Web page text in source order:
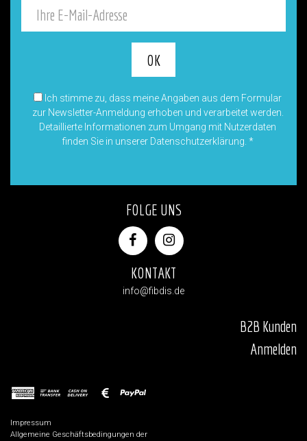
Ich stimme zu, dass meine Angaben aus dem Formular
zur Newsletter-Anmeldung erhoben und verarbeitet werden.
Detaillierte Informationen zum Umgang mit Nutzerdaten
finden Sie in unserer Datenschutzerklärung. *
FOLGE UNS
KONTAKT
info@fibdis.de
B2B Kunden
Anmelden
Impressum
Allgemeine Geschäftsbedingungen der